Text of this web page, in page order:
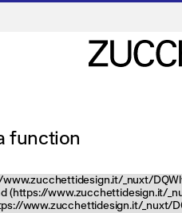
function
_nuxt/
www.zucchettidesign.it/
www.zucchettidesign.it/_nuxt/